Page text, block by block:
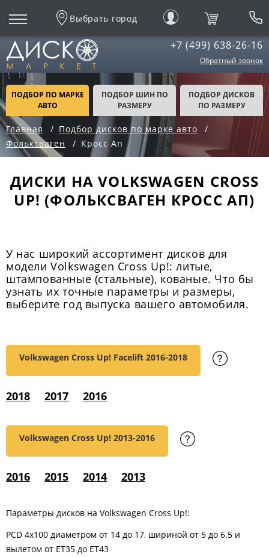
Выбрать город
+7 (499) 638-26-16
Обратный звонок
ПОДБОР ПО МАРКЕ
АВТО
ПОДБОР ШИН ПО
РАЗМЕРУ
ПОДБОР ДИСКОВ
ПО РАЗМЕРУ
Главная
Подбор дисков по марке авто
Фольксваген
Кросс Ап
ДИСКИ НА VOLKSWAGEN CROSS
UP! (ФОЛЬКСВАГЕН КРОСС АП)
У нас широкий ассортимент дисков для
модели Volkswagen Cross Up!: литые,
штампованные (стальные), кованые. Что бы
узнать их точные параметры и размеры,
выберите год выпуска вашего автомобиля.
Volkswagen Cross Up! Facelift 2016-2018
2018 2017 2016
Volkswagen Cross Up! 2013-2016
2016 2015 2014 2013
Параметры дисков на Volkswagen Cross Up!:
PCD 4x100 диаметром от 14 до 17, шириной от 5 до 6.5 и
вылетом от ET35 до ET43